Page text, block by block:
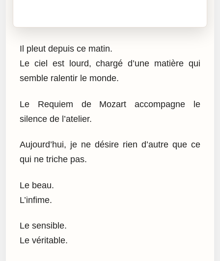
Il pleut depuis ce matin.
Le ciel est lourd, chargé d’une matière qui
semble ralentir le monde.
Le Requiem de Mozart accompagne le
silence de l’atelier.
Aujourd’hui, je ne désire rien d’autre que ce
qui ne triche pas.
Le beau.
L’infime.
Le sensible.
Le véritable.